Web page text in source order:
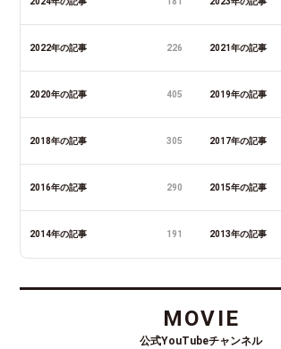
2022年の記事 226 2021年の記事
2020年の記事 405 2019年の記事
2018年の記事 305 2017年の記事
2016年の記事 290 2015年の記事
2014年の記事 191 2013年の記事
MOVIE
公式YouTubeチャンネル